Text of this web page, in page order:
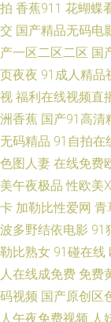
看 韩日高清论理无
费 日韩三级有码 亚
操逼大片韩国 豆花直
豆花18在线网页 激情
袜足交资源 午夜福
产视频 国产精品久
社 在线成人欧美 91
久精品一区 欧美色图
拍 香蕉911 花蝴蝶
交 国产精品无码电
产一区二区二区 国
页夜夜 91成人精品
视 福利在线视频直
洲香蕉 国产91高清
无码精品 91自拍在
色图人妻 在线免费
美午夜极品 性欧美
卡 加勒比性爱网 青
波多野结依电影 91
勒比熟女 91碰在线
人在线成免费 免费
码视频 国产原创区
人午夜免费视频 人